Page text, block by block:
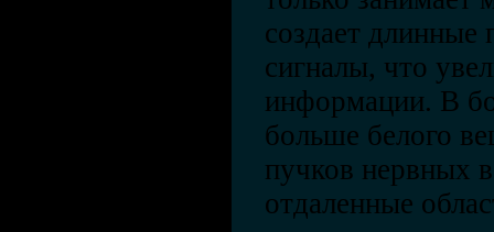
создает длинные
сигналы, что
информации. В
больше белого
пучков нервных
отдаленные